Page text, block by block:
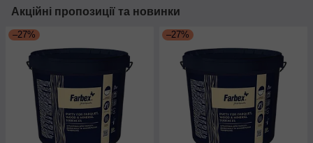
Акційні пропозиції та новинки
–27% –27%